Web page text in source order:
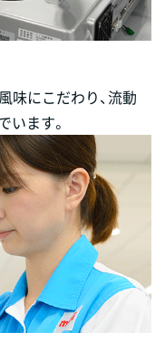
味にこだわり、流動
います。